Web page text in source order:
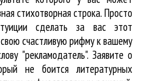
стихотворная строка. Просто
сделать за вас этот
счастливую рифму к вашему
"рекламодатель". Заявите о
не боится литературных